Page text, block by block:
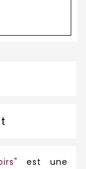
est une